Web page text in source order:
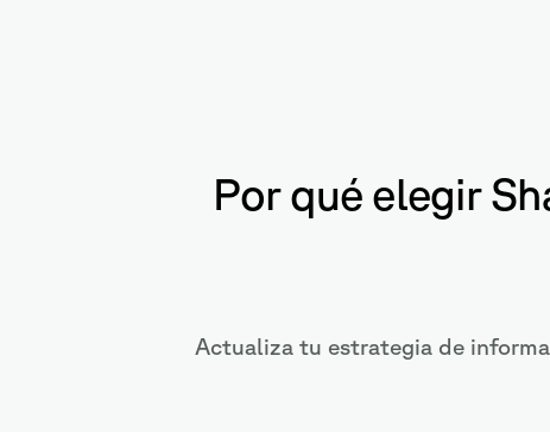
Por qué elegir
Actualiza tu estrategia de